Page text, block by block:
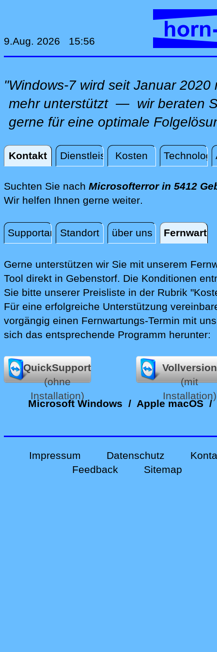
9.Aug. 2026 15:56
"Windows-7 wird seit Januar 2020
mehr unterstützt — wir beraten
gerne für eine optimale
Kontakt Dienstleistungen
Kosten
Kontakt
Suchten Sie nach Microsofterror in 5412
Wir helfen Ihnen gerne weiterdirekt vor Ort in
.
SupportanfrageStandort über uns
Fernwartung
Gerne unterstützen wir Sie mit unserem
Tool direkt in Gebenstorf. Die Konditionen
Sie bitte unserer Preisliste in der Rubrik
Für eine erfolgreiche Unterstützung
vorgängig einen Fernwartungs-Termin mit
sich das entsprechende Programm herunter:
QuickSupport
(ohne
Installation)
Vollversion
(mit
Installation)
Microsoft Windows /Apple macOS /
Impressum Datenschutz
Feedback
Sitemap